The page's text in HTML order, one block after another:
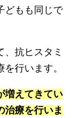
どもも同じで
抗ヒスタミ
行います。
増えてきてい
治療を行いま